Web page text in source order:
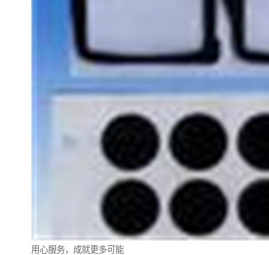
用心服务，成就更多可能